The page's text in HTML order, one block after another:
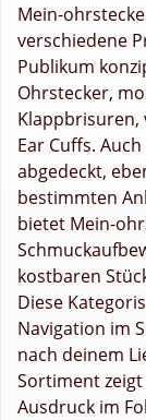
Mein-
verschiedene
Publikum
Ohrstecker,
Klappbrisuren,
Ear Cuffs.
abgedeckt,
bestimmten
bietet Mein-
kostbaren
Diese
Navigation im
nach deinem
Sortiment
Ausdruck im